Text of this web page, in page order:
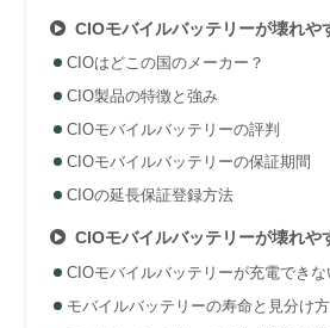
CIOモバイルバッテリーが壊れや
CIOはどこの国のメーカー？
CIO製品の特徴と強み
CIOモバイルバッテリーの評判
CIOモバイルバッテリーの保証期間
CIOの延長保証登録方法
CIOモバイルバッテリーが壊れや
CIOモバイルバッテリーが充電でき
モバイルバッテリーの寿命と見分け方